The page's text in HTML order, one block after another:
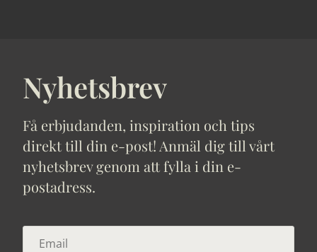
Nyhetsbrev
Få erbjudanden, inspiration och tips
direkt till din e-post! Anmäl dig till vårt
nyhetsbrev genom att fylla i din e-
postadress.